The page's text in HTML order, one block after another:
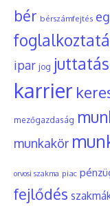
bér bérszámfejtés
ipar jog
karrier
mezőgazdaság
munkakör
orvosi szakma piac
fejlődés